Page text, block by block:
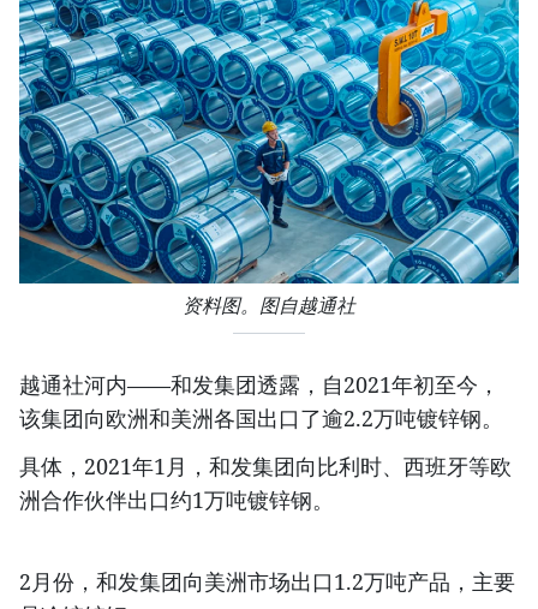
资料图。图自越通社
越通社河内——和发集团透露，自2021年初至今，
该集团向欧洲和美洲各国出口了逾2.2万吨镀锌钢。
具体，2021年1月，和发集团向比利时、西班牙等欧
洲合作伙伴出口约1万吨镀锌钢。
2月份，和发集团向美洲市场出口1.2万吨产品，主要